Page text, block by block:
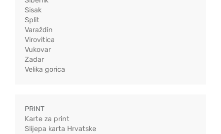
Sisak
Split
Varaždin
Virovitica
Vukovar
Zadar
Velika gorica
PRINT
Karte za print
Slijepa karta Hrvatske